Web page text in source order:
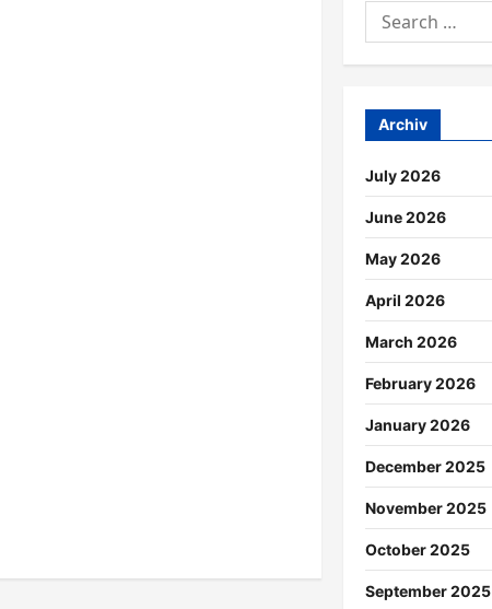
Search
for:
Archiv
July 2026
June 2026
May 2026
April 2026
March 2026
February 2026
January 2026
December 2025
November 2025
October 2025
September 2025